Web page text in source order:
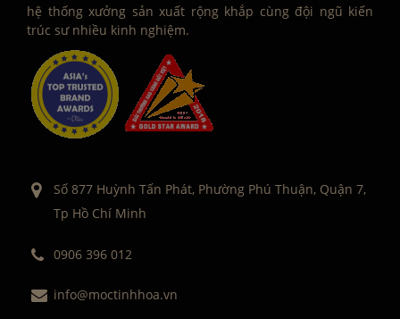
hệ thống xưởng sản xuất rộng khắp cùng đội ngũ kiến
trúc sư nhiều kinh nghiệm.
Số 877 Huỳnh Tấn Phát, Phường Phú Thuận, Quận 7,
Tp Hồ Chí Minh
0906 396 012
info@moctinhhoa.vn